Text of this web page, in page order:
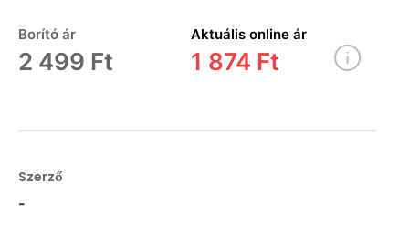
Borító ár
2 499 Ft
Aktuális online ár
1 874 Ft
Szerző
-